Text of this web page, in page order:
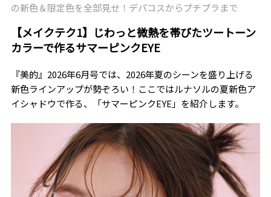
の新色＆限定色を全部見せ！デパコスからプチプラまで
【メイクテク1】じわっと微熱を帯びたツートーン
カラーで作るサマーピンクEYE
『美的』2026年6月号では、2026年夏のシーンを盛り上げる
新色ラインアップが勢ぞろい！ここではルナソルの夏新色ア
イシャドウで作る、「サマーピンクEYE」を紹介します。